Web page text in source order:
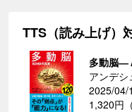
TTS（読み上げ）
多動脳―
アンデシ
2025/04/
1,320円